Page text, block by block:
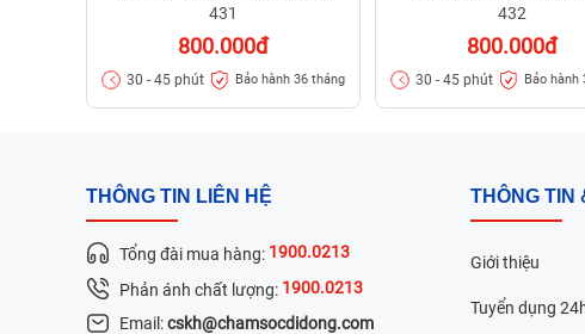
431
800.000đ
30 - 45 phút Bảo hành 36 tháng
432
800.000đ
30 - 45 phút Bảo hành
THÔNG TIN LIÊN HỆ
Tổng đài mua hàng: 1900.0213
Phản ánh chất lượng: 1900.0213
Email:cskh@chamsocdidong.com
THÔNG TIN
Giới thiệu
Tuyển dụng